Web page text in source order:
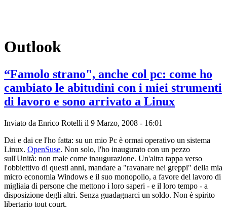
Outlook
“Famolo strano", anche col pc: come ho
cambiato le abitudini con i miei strumenti
di lavoro e sono arrivato a Linux
Inviato da Enrico Rotelli il 9 Marzo, 2008 - 16:01
Dai e dai ce l'ho fatta: su un mio Pc è ormai operativo un sistema
Linux. OpenSuse. Non solo, l'ho inaugurato con un pezzo
sull'Unità: non male come inaugurazione. Un'altra tappa verso
l'obbiettivo di questi anni, mandare a "ravanare nei greppi" della mia
micro economia Windows e il suo monopolio, a favore del lavoro di
migliaia di persone che mettono i loro saperi - e il loro tempo - a
disposizione degli altri. Senza guadagnarci un soldo. Non è spirito
libertario tout court.